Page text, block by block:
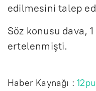
edilmesini talep
Söz konusu dava,
ertelenmişti.
Haber Kaynağı :